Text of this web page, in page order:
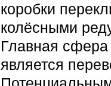
коробки
колёсными
Главная сфера
является